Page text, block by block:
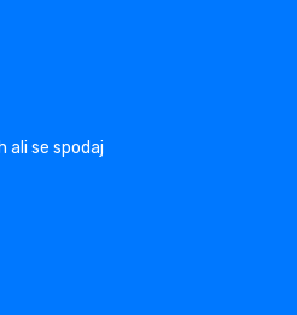
ali se spodaj